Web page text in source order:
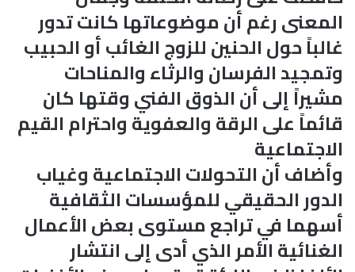
المعنى رغم أن موضوعاتها كانت تدور
غالباً حول الحنين للزوج الغائب أو الحبيب
وتمجيد الفرسان والرثاء والمناحات
مشيراً إلى أن الذوق الفني وقتها كان
قائماً على الرقة والعفوية واحترام القيم
الاجتماعية
وأضاف أن التحولات الاجتماعية وغياب
الدور الحقيقي للمؤسسات الثقافية
أسهما في تراجع مستوى بعض الأعمال
الغنائية الأمر الذي أدى إلى انتشار